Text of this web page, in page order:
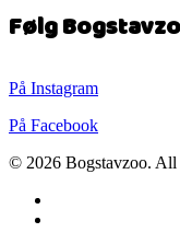
Følg
På Instagram
På Facebook
© 2026 Bogstavzoo. All